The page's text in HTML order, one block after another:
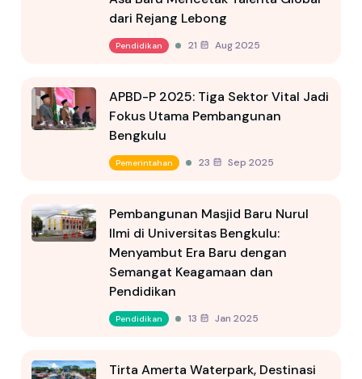
dari Rejang Lebong
Pendidikan 21 Aug 2025
APBD-P 2025: Tiga Sektor Vital Jadi
Fokus Utama Pembangunan
Bengkulu
Pemerintahan 23 Sep 2025
Pembangunan Masjid Baru Nurul
Ilmi di Universitas Bengkulu:
Menyambut Era Baru dengan
Semangat Keagamaan dan
Pendidikan
Pendidikan 13 Jan 2025
Tirta Amerta Waterpark, Destinasi